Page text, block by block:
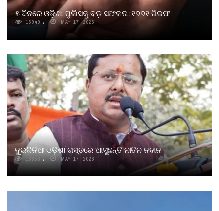
୫ ଦିନରେ ଓଡ଼ିଶା ପୁଲିସକୁ ବଡ଼ ସଫଳତା: ୧୭୭୧ ଗିରଫ
13949 MAY 17, 2026
ଦୁଇଦିନିଆ ଓଡ଼ିଶା ଗସ୍ତରେ ଆସୁଛନ୍ତି ନୀତିନ ନବୀନ
13656 MAY 17, 2026